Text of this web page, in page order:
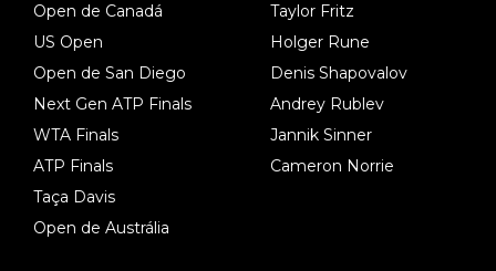
Open de Canadá
US Open
Open de San Diego
Next Gen ATP Finals
WTA Finals
ATP Finals
Taça Davis
Open de Austrália
Taylor Fritz
Holger Rune
Denis Shapovalov
Andrey Rublev
Jannik Sinner
Cameron Norrie